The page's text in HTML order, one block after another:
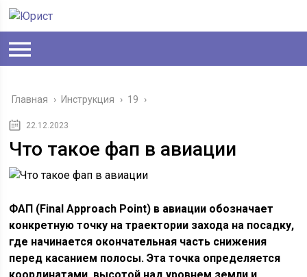
Главная › Инструкция › 19 ›
22.12.2023
Что такое фап в авиации
ФАП (Final Approach Point) в авиации обозначает
конкретную точку на траектории захода на посадку,
где начинается окончательная часть снижения
перед касанием полосы. Эта точка определяется